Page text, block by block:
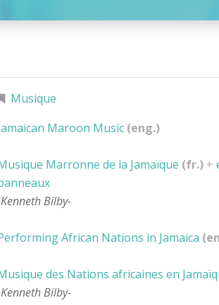
Musique
Maroon Music (eng.)
Marronne de la Jamaïque (fr.) +
Bilby-
African Nations in Jamaica
des Nations africaines en
Bilby-